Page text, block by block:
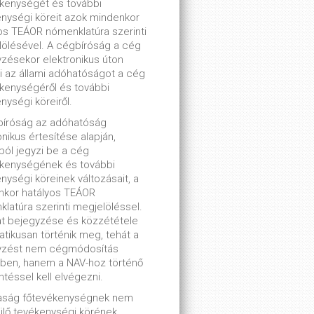
és további
köreit azok mindenkor
TEÁOR nómenklatúra szerinti
A cégbíróság a cég
elektronikus úton
az állami adóhatóságot a cég
és további
köreiről.
az adóhatóság
értesítése alapján,
jegyzi be a cég
és további
köreinek változásait, a
hatályos TEÁOR
szerinti megjelöléssel.
bejegyzése és közzététele
történik meg, tehát a
nem cégmódosítás
hanem a NAV-hoz történő
kell elvégezni.
főtevékenységnek nem